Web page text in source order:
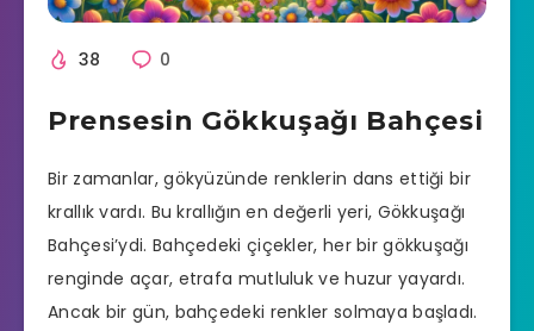
38 0
Prensesin Gökkuşağı Bahçesi
Bir zamanlar, gökyüzünde renklerin dans ettiği bir
krallık vardı. Bu krallığın en değerli yeri, Gökkuşağı
Bahçesi’ydi. Bahçedeki çiçekler, her bir gökkuşağı
renginde açar, etrafa mutluluk ve huzur yayardı.
Ancak bir gün, bahçedeki renkler solmaya başladı.